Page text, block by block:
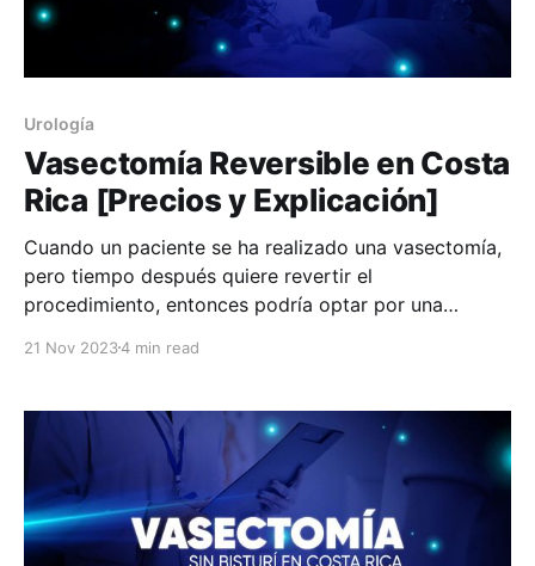
Urología
Vasectomía Reversible en Costa
Rica [Precios y Explicación]
Cuando un paciente se ha realizado una vasectomía,
pero tiempo después quiere revertir el
procedimiento, entonces podría optar por una
que anula el procedimiento anterior, dejando sin
es una vasectomía? Este es un procedimiento
quirúrgico que
21 Nov 20234 min read